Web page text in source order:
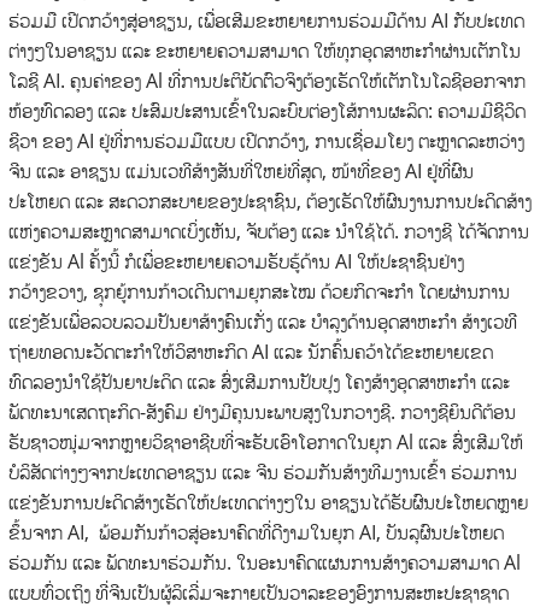
ຮ່ວມມື ເປີດກວ້າງສູ່ອາຊຽນ, ເພື່ອເສີມຂະຫຍາຍການຮ່ວມມືດ້ານ AI ກັບປະເທດ
ຕ່າງໆໃນອາຊຽນ ແລະ ຂະຫຍາຍຄວາມສາມາດ ໃຫ້ທຸກອຸດສາຫະກຳຜ່ານເຕັກໂນ
ໂລຊີ AI. ຄຸນຄ່າຂອງ Al ທີ່ການປະຕິບັດຕົວຈິງຕ້ອງເຮັດໃຫ້ເຕັກໂນໂລຊີອອກຈາກ
ຫ້ອງທົດລອງ ແລະ ປະສົມປະສານເຂົ້າໃນລະບົບຕ່ອງໂສ້ການຜະລິດ: ຄວາມມີຊີວິດ
ຊີວາ ຂອງ AI ຢູ່ທີ່ການຮ່ວມມືແບບ ເປີດກວ້າງ, ການເຊື່ອມໂຍງ ຕະຫຼາດລະຫວ່າງ
ຈີນ ແລະ ອາຊຽນ ແມ່ນເວທີສ້າງສັນທີ່ໃຫຍ່ທີ່ສຸດ, ໜ້າທີ່ຂອງ AI ຢູ່ທີ່ຜົນ
ປະໂຫຍດ ແລະ ສະດວກສະບາຍຂອງປະຊາຊົນ, ຕ້ອງເຮັດໃຫ້ຜົນງານການປະດິດສ້າງ
ແຫ່ງຄວາມສະຫຼາດສາມາດເບິ່ງເຫັນ, ຈັບຕ້ອງ ແລະ ນຳໃຊ້ໄດ້. ກວາງຊີ ໄດ້ຈັດການ
ແຂ່ງຂັນ Al ຄັ້ງນີ້ ກໍເພື່ອຂະຫຍາຍຄວາມຮັບຮູ້ດ້ານ AI ໃຫ້ປະຊາຊົນຢ່າງ
ກວ້າງຂວາງ, ຊຸກຍູ້ການກ້າວເດີນຕາມຍຸກສະໄໝ ດ້ວຍກິດຈະກຳ ໂດຍຜ່ານການ
ແຂ່ງຂັນເພື່ອລວບລວມປັນຍາສ້າງຄົນເກັ່ງ ແລະ ບຳລຸງດ້ານອຸດສາຫະກຳ ສ້າງເວທີ
ຖ່າຍທອດນະວັດຕະກຳໃຫ້ວິສາຫະກິດ AI ແລະ ນັກຄົ້ນຄວ້າໄດ້ຂະຫຍາຍເຂດ
ທົດລອງນຳໃຊ້ປັນຍາປະດິດ ແລະ ສົ່ງເສີມການປັບປຸງ ໂຄງສ້າງອຸດສາຫະກຳ ແລະ
ພັດທະນາເສດຖະກິດ-ສັງຄົມ ຢ່າງມີຄຸນນະພາບສູງໃນກວາງຊີ. ກວາງຊີຍິນດີຕ້ອນ
ຮັບຊາວໜຸ່ມຈາກຫຼາຍວິຊາອາຊີບທີ່ຈະຮັບເອົາໂອກາດໃນຍຸກ Al ແລະ ສົ່ງເສີມໃຫ້
ບໍລິສັດຕ່າງໆຈາກປະເທດອາຊຽນ ແລະ ຈີນ ຮ່ວມກັນສ້າງທີມງານເຂົ້າ ຮ່ວມການ
ແຂ່ງຂັນການປະດິດສ້າງເຮັດໃຫ້ປະເທດຕ່າງໆໃນ ອາຊຽນໄດ້ຮັບຜົນປະໂຫຍດຫຼາຍ
ຂຶ້ນຈາກ AI, ພ້ອມກັນກ້າວສູ່ອະນາຄົດທີ່ດີງາມໃນຍຸກ AI, ບັນລຸຜົນປະໂຫຍດ
ຮ່ວມກັນ ແລະ ພັດທະນາຮ່ວມກັນ. ໃນອະນາຄົດແຜນການສ້າງຄວາມສາມາດ Al
ແບບທົ່ວເຖິງ ທີ່ຈີນເປັນຜູ້ລິເລີ່ມຈະກາຍເປັນວາລະຂອງອົງການສະຫະປະຊາຊາດ